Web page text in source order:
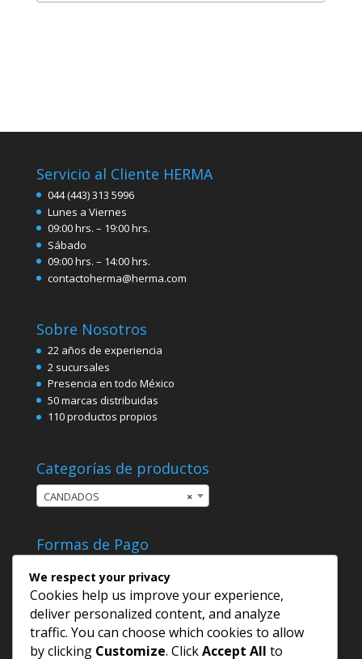
Servicio al Cliente HERMA
044 (443) 313 5996
Lunes a Viernes
09:00 hrs. – 19:00 hrs.
Sábado
09:00 hrs. – 14:00 hrs.
contactoherma@herma.com
Sobre Nosotros
22 años de experiencia
2 sucursales
Presencia en todo México
50 marcas distribuidas
110 productos propios
Categorías de productos
×
CANDADOS
Formas de Pago
We respect your privacy
Cookies help us improve your experience,
deliver personalized content, and analyze
traffic. You can choose which cookies to allow
by clicking Customize. ClickAccept All to